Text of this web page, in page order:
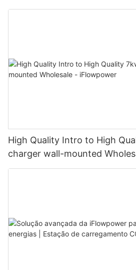
montado na parede
High Quality Intro to High
charger wall-mounted